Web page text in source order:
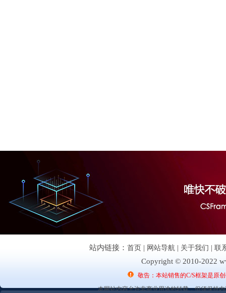
站内链接： 首页 | 网站导航 | 关于我们 | 联
Copyright © 2010-2022
敬告：本站销售的C/S框架是原
本网站内容允许非商业用途的转载，但须保持